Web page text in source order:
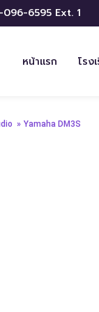
6595 Ext. 1
หน้าแรก โรง
» Yamaha DM3S